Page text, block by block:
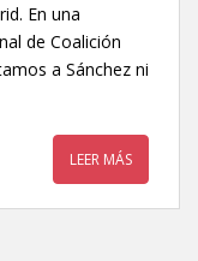
En una
de Coalición
a Sánchez ni
LEER MÁS